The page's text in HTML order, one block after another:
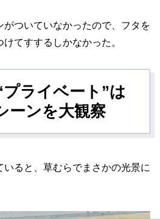
がついていなかったので、フタを
てすするしかなかった。
ライベート”は
ーンを大観察
ると、草むらでまさかの光景に